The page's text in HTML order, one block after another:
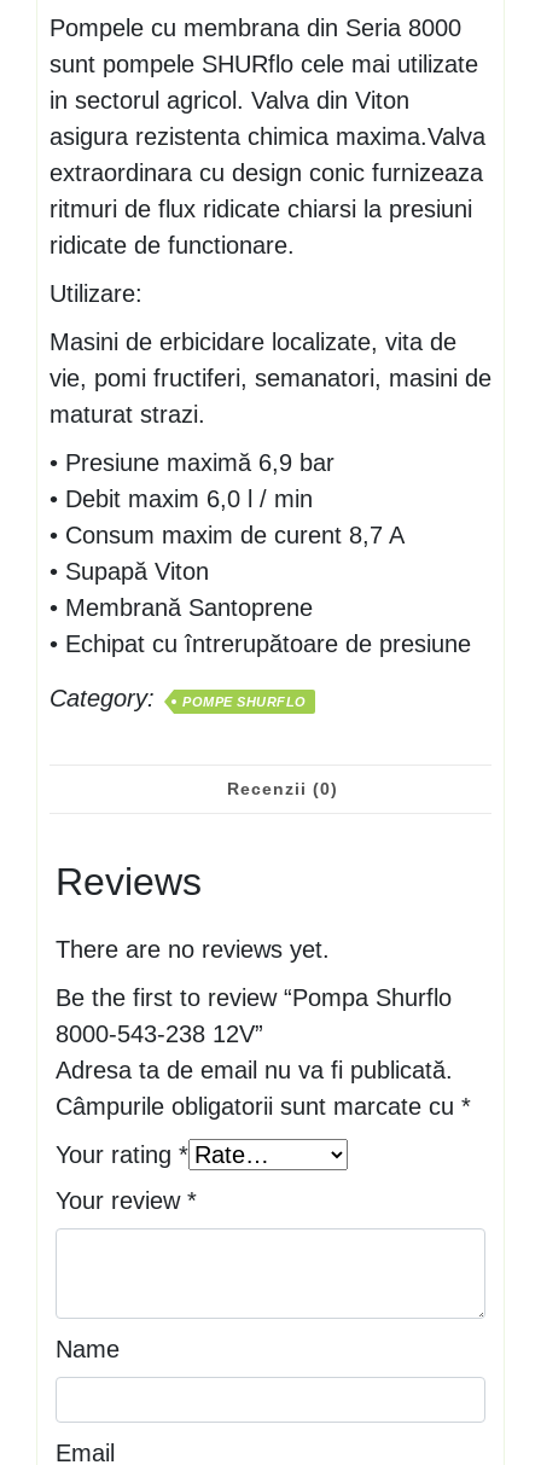
Pompele cu membrana din Seria 8000
sunt pompele SHURflo cele mai utilizate
in sectorul agricol. Valva din Viton
asigura rezistenta chimica maxima.Valva
extraordinara cu design conic furnizeaza
ritmuri de flux ridicate chiarsi la presiuni
ridicate de functionare.
Utilizare:
Masini de erbicidare localizate, vita de
vie, pomi fructiferi, semanatori, masini de
maturat strazi.
• Presiune maximă 6,9 bar
• Debit maxim 6,0 l / min
• Consum maxim de curent 8,7 A
• Supapă Viton
• Membrană Santoprene
• Echipat cu întrerupătoare de presiune
Category: POMPE SHURFLO
Recenzii (0)
Reviews
There are no reviews yet.
Be the first to review “Pompa Shurflo
8000-543-238 12V”
Adresa ta de email nu va fi publicată.
Câmpurile obligatorii sunt marcate cu *
Your rating *
Your review *
Name
Email